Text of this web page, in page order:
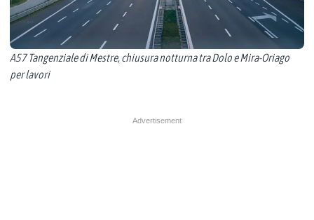
A57 Tangenziale di Mestre, chiusura notturna tra Dolo e Mira-Oriago
per lavori